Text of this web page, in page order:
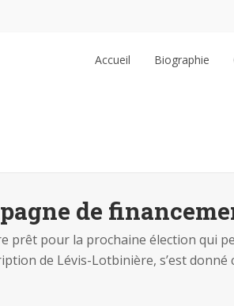
Accueil Biographie
de
prêt pour la prochaine élection qui
de Lévis-Lotbinière, s’est